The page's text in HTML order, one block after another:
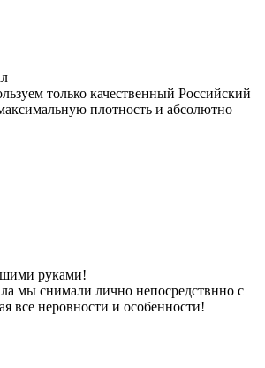
только качественный Российский
плотность и абсолютно
руками!
мы снимали лично непосредствнно с
все неровности и особенности!